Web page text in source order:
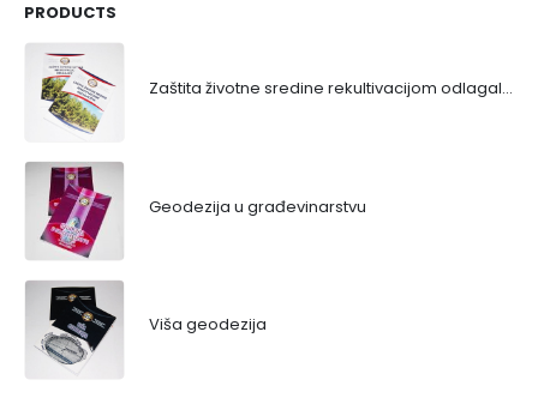
PRODUCTS
Zaštita životne sredine rekultivacijom odlagališta
Geodezija u građevinarstvu
Viša geodezija